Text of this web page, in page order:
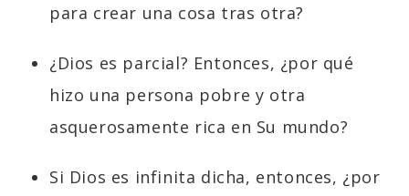
para crear una cosa tras otra?
¿Dios es parcial? Entonces, ¿por qué
hizo una persona pobre y otra
asquerosamente rica en Su mundo?
Si Dios es infinita dicha, entonces, ¿por